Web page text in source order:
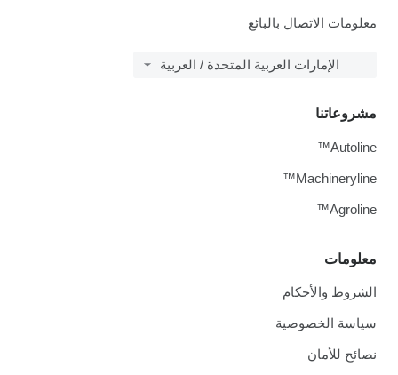
معلومات الاتصال بالبائع
الإمارات العربية المتحدة / العربية
معلومات
الشروط والأحكام
سياسة الخصوصية
نصائح للأمان
مشروعاتنا
Autoline™
Machineryline™
Agroline™